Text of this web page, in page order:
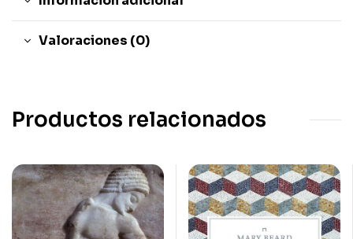
Valoraciones (0)
Productos relacionados